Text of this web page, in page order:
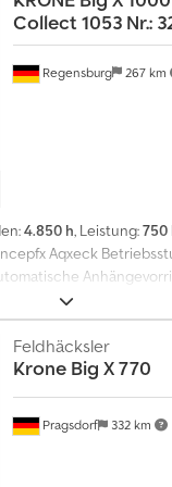
Regensburg 267 km
Collect 1053 Nr.:
4.850 h, Leistung:750
Aqxeck
Easy Collect
Pragsdorf 332 km
Feldhäcksler
Krone Big X 770